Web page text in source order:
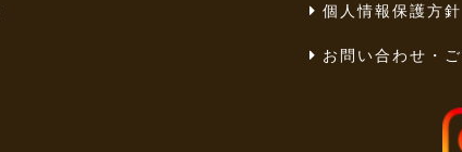
個人情報保護方針
お問い合わせ・